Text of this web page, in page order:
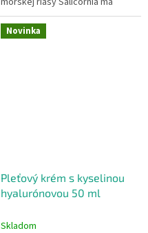
schopnosť dlhodobo a hĺbkovo
hydratovať pleť. Marhuľový a
malinový olej dostatočne pleť
Novinka
Pleťový krém s kyselinou
hyalurónovou 50 ml
Skladom